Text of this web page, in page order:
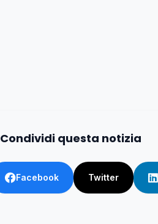
Condividi questa notizia
Facebook Twitter